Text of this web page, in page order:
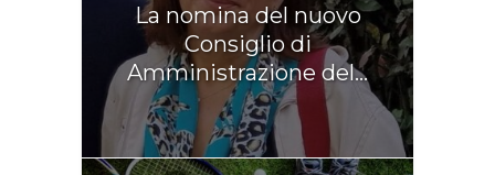
La nomina del nuovo
Consiglio di
Amministrazione del...